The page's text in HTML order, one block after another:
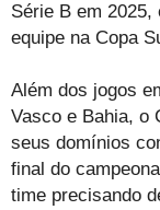
Série B em
equipe na Copa
Além dos jogos
Vasco e Bahia, o
seus domínios
final do
time precisando